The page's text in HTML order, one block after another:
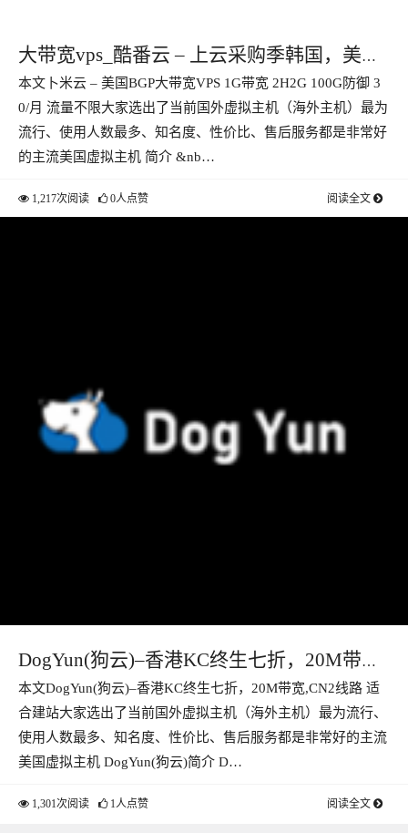
大带宽vps_酷番云 – 上云采购季韩国，美
国，台湾VPS 1核1G1M 年付138 国内20M高
防大带宽222月付
本文卜米云 – 美国BGP大带宽VPS 1G带宽 2H2G 100G防御 3
0/月 流量不限大家选出了当前国外虚拟主机（海外主机）最为
流行、使用人数最多、知名度、性价比、售后服务都是非常好
的主流美国虚拟主机 简介 &nb…
1,217次阅读 0人点赞 阅读全文
DogYun(狗云)–香港KC终生七折，20M带
宽,CN2线路 适合建站
本文DogYun(狗云)–香港KC终生七折，20M带宽,CN2线路 适
合建站大家选出了当前国外虚拟主机（海外主机）最为流行、
使用人数最多、知名度、性价比、售后服务都是非常好的主流
美国虚拟主机 DogYun(狗云)简介 D…
1,301次阅读 1人点赞 阅读全文